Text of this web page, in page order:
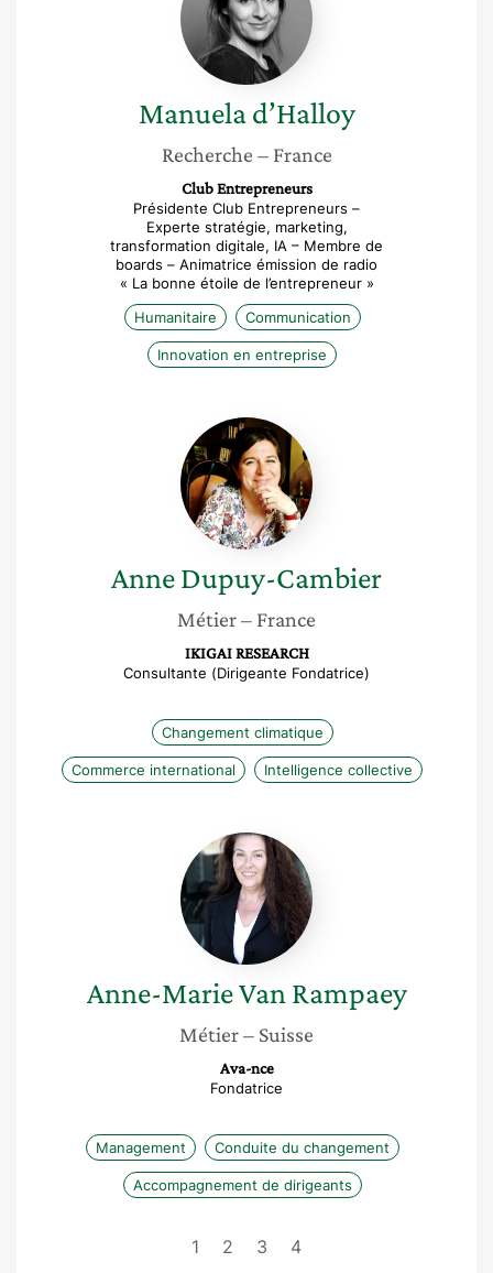
Manuela d’Halloy
Recherche – France
Club Entrepreneurs
Présidente Club Entrepreneurs –
Experte stratégie, marketing,
transformation digitale, IA – Membre de
boards – Animatrice émission de radio
« La bonne étoile de l’entrepreneur »
Humanitaire
Communication
Innovation en entreprise
Anne
Dupuy-
Cambier
AnneDupuy-Cambier
Métier– France
IKIGAI RESEARCH
Consultante (Dirigeante Fondatrice)
Changement climatique
Commerce international Intelligence collective
Anne-
Marie
Van
Rampaey
Anne-MarieVan Rampaey
Métier– Suisse
Ava-nce
Fondatrice
Management Conduite du changement
Accompagnement de dirigeants
1 2 3 4